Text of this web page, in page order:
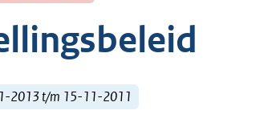
2013 t/m 15-11-2011